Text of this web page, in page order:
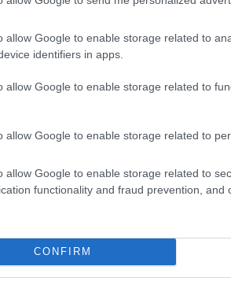
allow Google to enable storage related to
identifiers in apps.
allow Google to enable storage related to
allow Google to enable storage related to
allow Google to enable storage related to
functionality and fraud prevention, and
CONFIRM
emozioni. Gli
a ottenere un numero
il talento di Mimì, ma anche
dando loro nuova vita e
Spotify
indicatore fondamentale per
social media e delle piattaforme
raggiungere un pubblico vasto
il programma non solo
tra i fan, creando un fenomeno
brani che riescono a entrare nelle